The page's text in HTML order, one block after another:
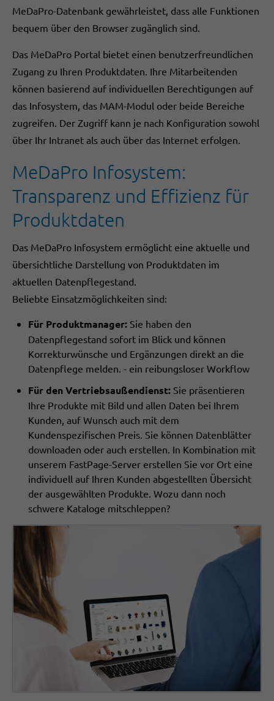
MeDaPro-Datenbank gewährleistet, dass alle Funktionen
bequem über den Browser zugänglich sind.
Das MeDaPro Portal bietet einen benutzerfreundlichen
Zugang zu Ihren Produktdaten. Ihre Mitarbeitenden
können basierend auf individuellen Berechtigungen auf
das Infosystem, das MAM-Modul oder beide Bereiche
zugreifen. Der Zugriff kann je nach Konfiguration sowohl
über Ihr Intranet als auch über das Internet erfolgen.
MeDaPro Infosystem:
Transparenz und Effizienz für
Produktdaten
Das MeDaPro Infosystem ermöglicht eine aktuelle und
übersichtliche Darstellung von Produktdaten im
aktuellen Datenpflegestand.
Beliebte Einsatzmöglichkeiten sind:
Für Produktmanager: Sie haben den
Datenpflegestand sofort im Blick und können
Korrekturwünsche und Ergänzungen direkt an die
Datenpflege melden. - ein reibungsloser Workflow
Für den Vertriebsaußendienst: Sie präsentieren
Ihre Produkte mit Bild und allen Daten bei Ihrem
Kunden, auf Wunsch auch mit dem
Kundenspezifischen Preis. Sie können Datenblätter
downloaden oder auch erstellen. In Kombination mit
unserem FastPage-Server erstellen Sie vor Ort eine
individuell auf Ihren Kunden abgestellten Übersicht
der ausgewählten Produkte. Wozu dann noch
schwere Kataloge mitschleppen?